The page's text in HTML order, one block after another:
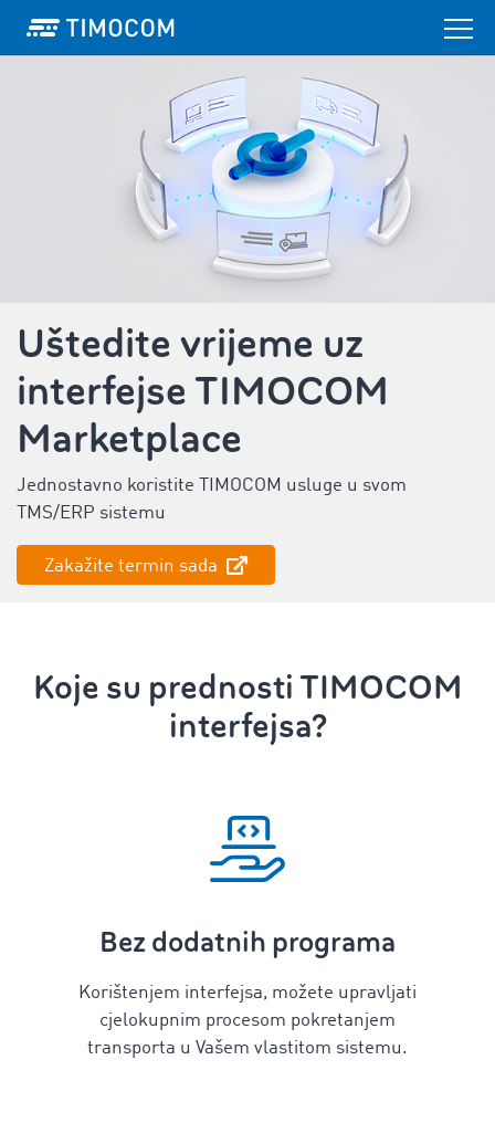
Uštedite vrijeme uz
interfejse TIMOCOM
Marketplace
Jednostavno koristite TIMOCOM usluge u svom
TMS/ERP sistemu
Zakažite termin sada
Koje su prednosti TIMOCOM
interfejsa?
Bez dodatnih programa
Korištenjem interfejsa, možete upravljati
cjelokupnim procesom pokretanjem
transporta u Vašem vlastitom sistemu.